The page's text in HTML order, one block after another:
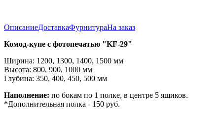
ОписаниеДоставкаФурнитураНа заказ
Комод-купе с фотопечатью "KF-29"
Ширина: 1200, 1300, 1400, 1500 мм
Высота: 800, 900, 1000 мм
Глубина: 350, 400, 450, 500 мм
Наполнение: по бокам по 1 полке, в центре 5 ящиков.
*Дополнительная полка - 150 руб.